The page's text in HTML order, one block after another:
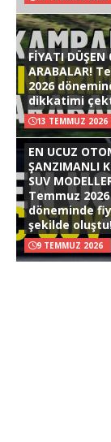
FİYATI DÜŞEN
ARABALAR!
2026
dikkatimi
13 TEMMUZ 2026
EN UCUZ
ŞANZIMANLI
SUV
Temmuz 2026
döneminde
şekilde
9 TEMMUZ 2026